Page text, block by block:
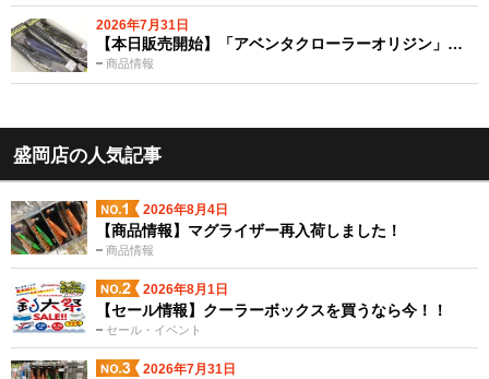
2026年7月31日
商品情報
【本日販売開始】「アベンタクローラーオリジン」…
盛岡店の人気記事
2026年8月4日
商品情報
【商品情報】マグライザー再入荷しました！
2026年8月1日
セール・イベント
【セール情報】クーラーボックスを買うなら今！！
2026年7月31日